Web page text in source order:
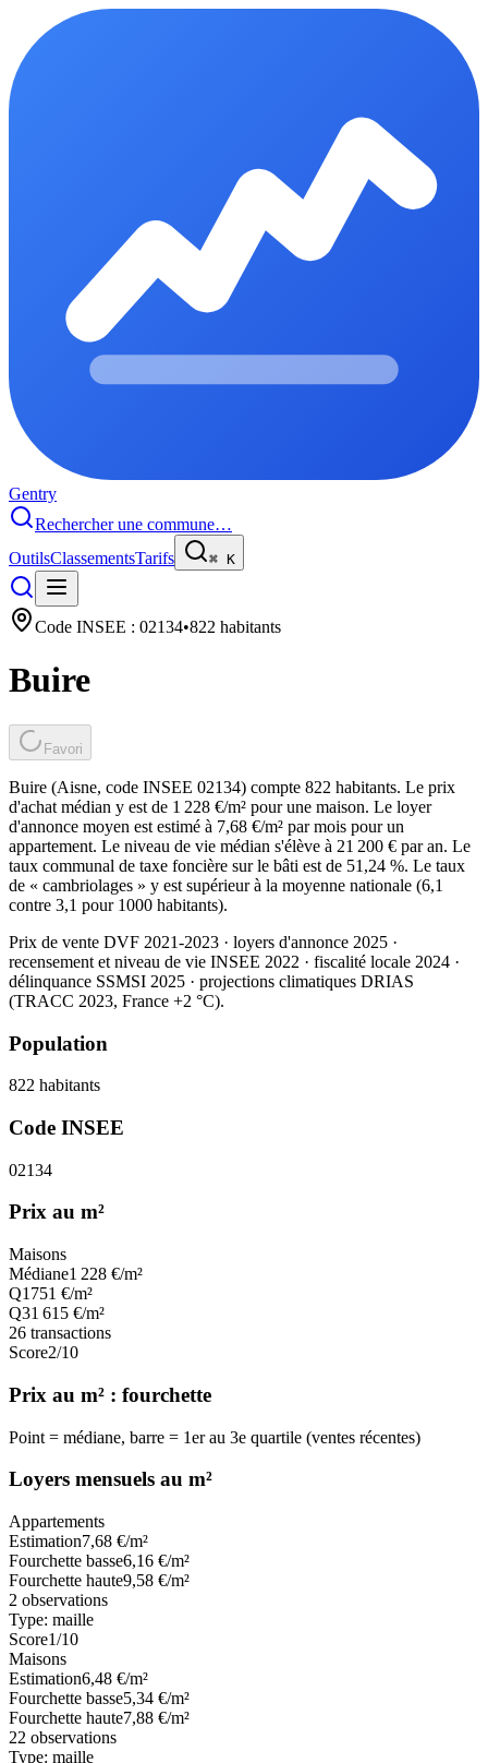
Gentry
Rechercher une commune…
OutilsClassementsTarifs ⌘ K
Code INSEE : 02134•822 habitants
Buire
Favori
Buire (Aisne, code INSEE 02134) compte 822 habitants. Le prix
d'achat médian y est de 1 228 €/m² pour une maison. Le loyer
d'annonce moyen est estimé à 7,68 €/m² par mois pour un
appartement. Le niveau de vie médian s'élève à 21 200 € par an. Le
taux communal de taxe foncière sur le bâti est de 51,24 %. Le taux
de « cambriolages » y est supérieur à la moyenne nationale (6,1
contre 3,1 pour 1000 habitants).
Prix de vente DVF 2021-2023 · loyers d'annonce 2025 ·
recensement et niveau de vie INSEE 2022 · fiscalité locale 2024 ·
délinquance SSMSI 2025 · projections climatiques DRIAS
(TRACC 2023, France +2 °C).
Population
822 habitants
Code INSEE
02134
Prix au m²
Maisons
Médiane1 228 €/m²
Q1 751 €/m²
Q31 615 €/m²
26 transactions
Score2/10
Prix au m² : fourchette
Point = médiane, barre = 1er au 3e quartile (ventes récentes)
Loyers mensuels au m²
Appartements
Estimation7,68 €/m²
Fourchette basse6,16 €/m²
Fourchette haute9,58 €/m²
2 observations
Type: maille
Score1/10
Maisons
Estimation6,48 €/m²
Fourchette basse5,34 €/m²
Fourchette haute7,88 €/m²
22 observations
Type: maille